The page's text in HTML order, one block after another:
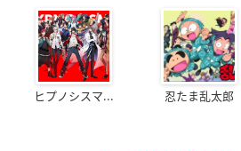
ヒプノシスマ... 忍たま乱太郎